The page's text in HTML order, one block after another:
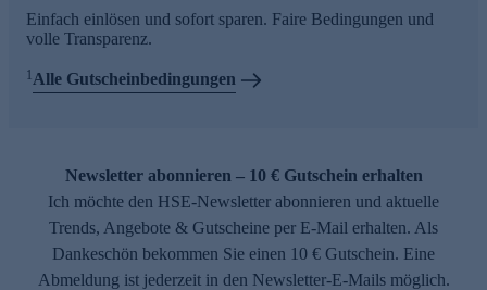
Einfach einlösen und sofort sparen. Faire Bedingungen und
volle Transparenz.
1Alle Gutscheinbedingungen
Newsletter abonnieren – 10 € Gutschein erhalten
Ich möchte den HSE-Newsletter abonnieren und aktuelle
Trends, Angebote & Gutscheine per E-Mail erhalten. Als
Dankeschön bekommen Sie einen 10 € Gutschein. Eine
Abmeldung ist jederzeit in den Newsletter-E-Mails möglich.